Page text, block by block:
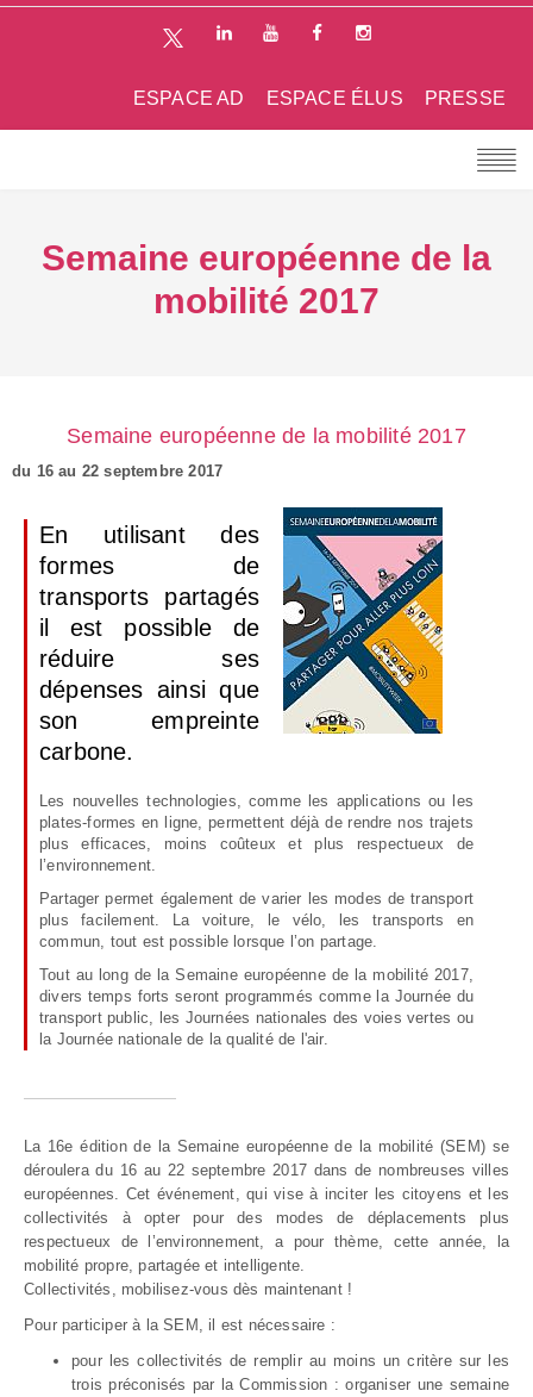
PRESSE
ESPACE ÉLUS
ESPACE AD
Semaine européenne de la
mobilité 2017
Semaine européenne de la mobilité 2017
du 16 au 22 septembre 2017
En utilisant des
formes de
transports partagés
il est possible de
réduire ses
dépenses ainsi que
son empreinte
carbone.
Les nouvelles technologies, comme les applications ou les
plates-formes en ligne, permettent déjà de rendre nos trajets
plus efficaces, moins coûteux et plus respectueux de
l’environnement.
Partager permet également de varier les modes de transport
plus facilement. La voiture, le vélo, les transports en
commun, tout est possible lorsque l’on partage.
Tout au long de la Semaine européenne de la mobilité 2017,
divers temps forts seront programmés comme la Journée du
transport public, les Journées nationales des voies vertes ou
la Journée nationale de la qualité de l'air.
La 16e édition de la Semaine européenne de la mobilité (SEM) se
déroulera du 16 au 22 septembre 2017 dans de nombreuses villes
européennes. Cet événement, qui vise à inciter les citoyens et les
collectivités à opter pour des modes de déplacements plus
respectueux de l’environnement, a pour thème, cette année, la
mobilité propre, partagée et intelligente.
Collectivités, mobilisez-vous dès maintenant !
Pour participer à la SEM, il est nécessaire :
pour les collectivités de remplir au moins un critère sur les
trois préconisés par la Commission : organiser une semaine